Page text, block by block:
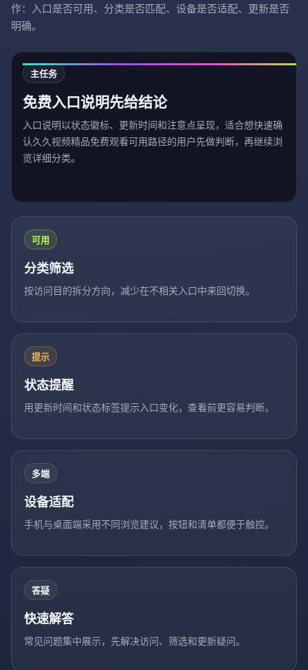
作：入口是否可用、分类是否匹配、设备是否适配、更新是否
明确。
主任务
免费入口说明先给结论
入口说明以状态徽标、更新时间和注意点呈现，适合想快速确
认久久视频精品免费观看可用路径的用户先做判断，再继续浏
览详细分类。
可用
分类筛选
按访问目的拆分方向，减少在不相关入口中来回切换。
提示
状态提醒
用更新时间和状态标签提示入口变化，查看前更容易判断。
多端
设备适配
手机与桌面端采用不同浏览建议，按钮和清单都便于触控。
答疑
快速解答
常见问题集中展示，先解决访问、筛选和更新疑问。